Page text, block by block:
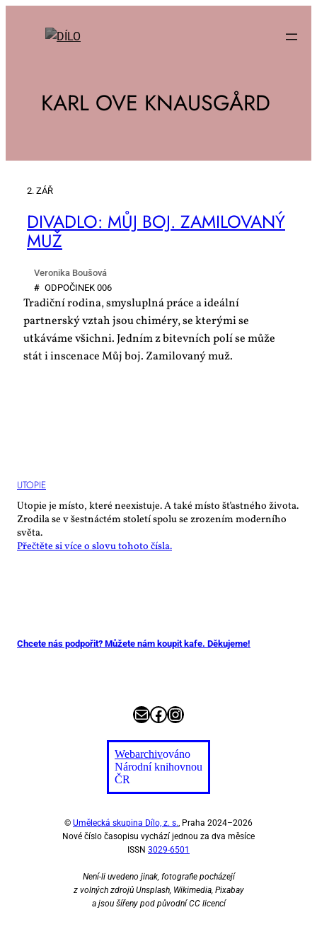
KARL OVE KNAUSGÅRD
2. ZÁŘ
DI­VA­DLO: MŮJ BOJ. ZA­MI­LO­VA­NÝ
MUŽ
Veronika Boušová
# OD­PO­ČI­NEK 006
Tradiční rodina, smysluplná práce a ideální
partnerský vztah jsou chiméry, se kterými se
utkáváme všichni. Jedním z bitevních polí se může
stát i inscenace Můj boj. Zamilovaný muž.
UTO­PIE
Utopie je místo, které neexistuje. A také místo šťastného života.
Zrodila se v šestnáctém století spolu se zrozením moderního
světa.
Přečtěte si více o slovu tohoto čísla.
Chcete nás podpořit? Můžete nám koupit kafe. Děkujeme!
E-mailFacebook
Instagram
Webarchivováno
Národní knihovnou
ČR
© Umělecká skupina Dílo, z. s. , Praha 2024–2026
Nové číslo časopisu vychází jednou za dva měsíce
ISSN 3029-6501
Není-li uvedeno jinak, fotografie pocházejí
z volných zdrojů Unsplash, Wikimedia, Pixabay
a jsou šířeny pod původní CC licencí